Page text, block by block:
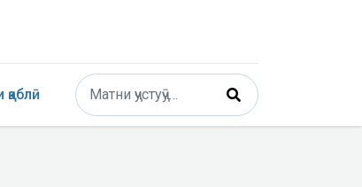
Поиск
Type 2 or more characters for results.